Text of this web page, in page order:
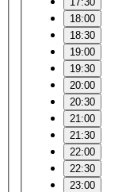
18:00
18:30
19:00
19:30
20:00
20:30
21:00
21:30
22:00
22:30
23:00